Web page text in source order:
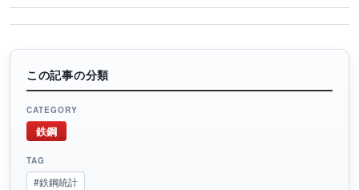
この記事の分類
CATEGORY
鉄鋼
TAG
#鉄鋼統計